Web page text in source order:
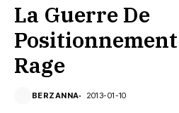
La Guerre De
Rage
BERZANNA 2013-01-10